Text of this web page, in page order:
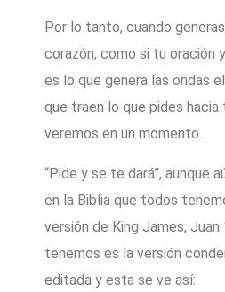
Por lo tanto, cuando
corazón, como si tu oración
es lo que genera las ondas
que traen lo que pides hacia
veremos en un momento.
“Pide y se te dará”, aunque
en la Biblia que todos
versión de King James,
tenemos es la versión
editada y esta se ve así: